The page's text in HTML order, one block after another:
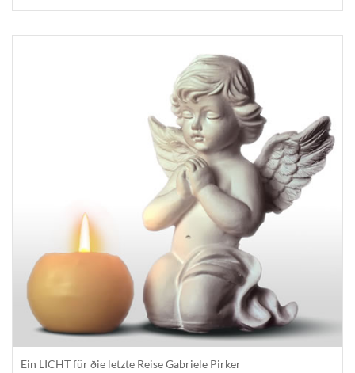
Ein LICHT für ðie letzte Reise Gabriele Pirker